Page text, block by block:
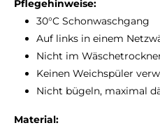
Pflegehinweise:
30°C Schonwaschgang
Auf links in einem
Nicht im
Keinen Weichspüler
Nicht bügeln, maximal
Material: